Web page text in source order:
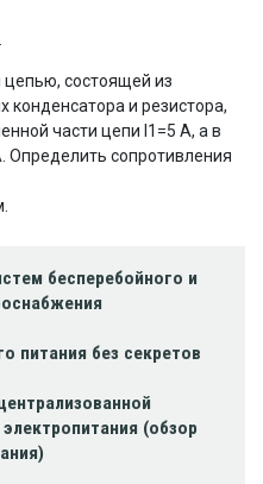
бесперебойного и
питания без секретов
(обзор
состоящей из
конденсатора и резистора,
части цепи I1=5 A, а в
Определить сопротивления